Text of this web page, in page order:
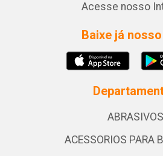
Acesse nosso
Baixe já
ABRASIVOS
ACESSORIOS PARA